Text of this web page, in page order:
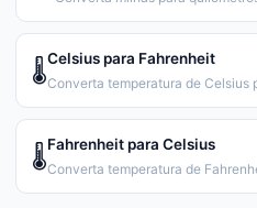
🌡️Celsius para Fahrenheit
Converta temperatura de Celsius
🌡️Fahrenheit para Celsius
Converta temperatura de